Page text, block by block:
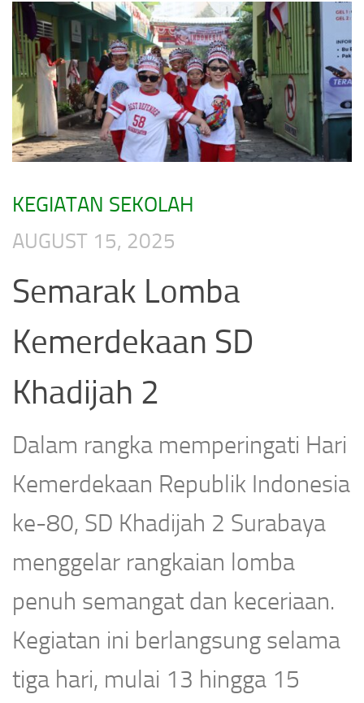
KEGIATAN SEKOLAH
AUGUST 15, 2025
Semarak Lomba
Kemerdekaan SD
Khadijah 2
Dalam rangka memperingati Hari
Kemerdekaan Republik Indonesia
ke-80, SD Khadijah 2 Surabaya
menggelar rangkaian lomba
penuh semangat dan keceriaan.
Kegiatan ini berlangsung selama
tiga hari, mulai 13 hingga 15